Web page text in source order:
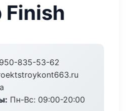
Finish
835-53-62
Пн-Вс: 09:00-20:00